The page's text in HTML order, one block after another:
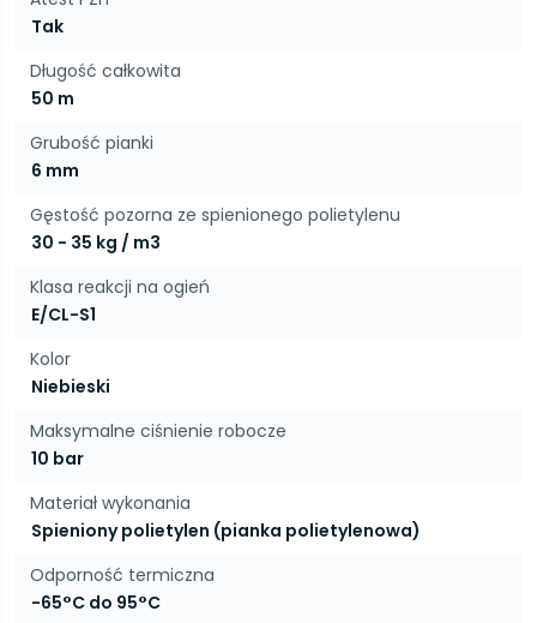
Tak
Długość całkowita
50 m
Grubość pianki
6 mm
Gęstość pozorna ze spienionego polietylenu
30 - 35 kg / m3
Klasa reakcji na ogień
E/CL-S1
Kolor
Niebieski
Maksymalne ciśnienie robocze
10 bar
Materiał wykonania
Spieniony polietylen (pianka polietylenowa)
Odporność termiczna
-65°C do 95°C